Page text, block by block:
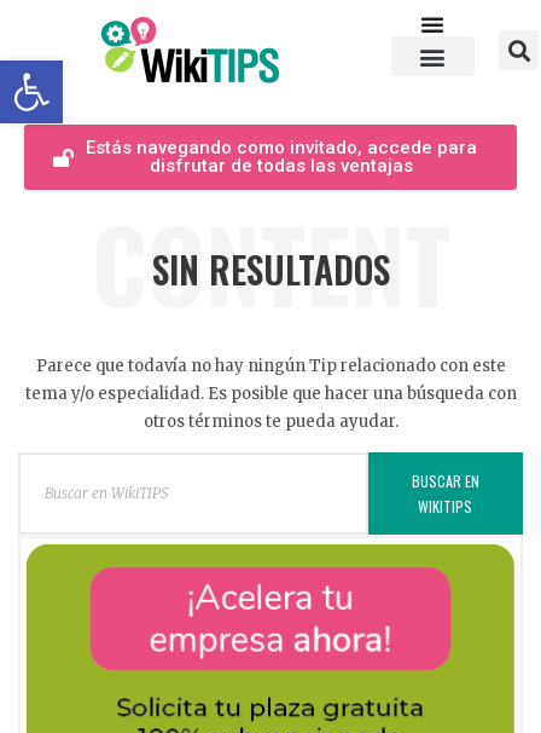
Abrir barra de herramientas
Estás navegando como invitado, accede para
disfrutar de todas las ventajas
CONTENT
SIN RESULTADOS
Parece que todavía no hay ningún Tip relacionado con este
tema y/o especialidad. Es posible que hacer una búsqueda con
otros términos te pueda ayudar.
BUSCAR EN
WIKITIPS